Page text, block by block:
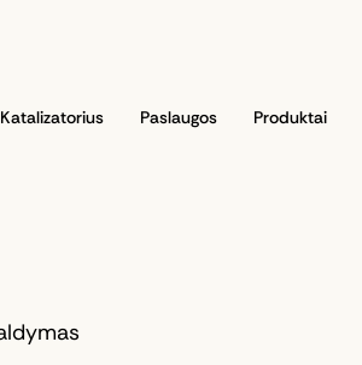
Katalizatorius Paslaugos Produktai